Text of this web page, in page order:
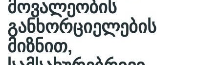
მოვალეობის
განხორციელების
მიზნით,